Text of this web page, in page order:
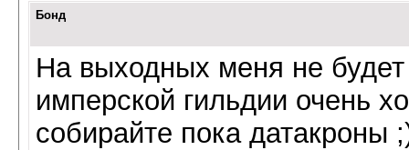
Бонд
На выходных меня не
имперской гильдии очень
собирайте пока датакроны